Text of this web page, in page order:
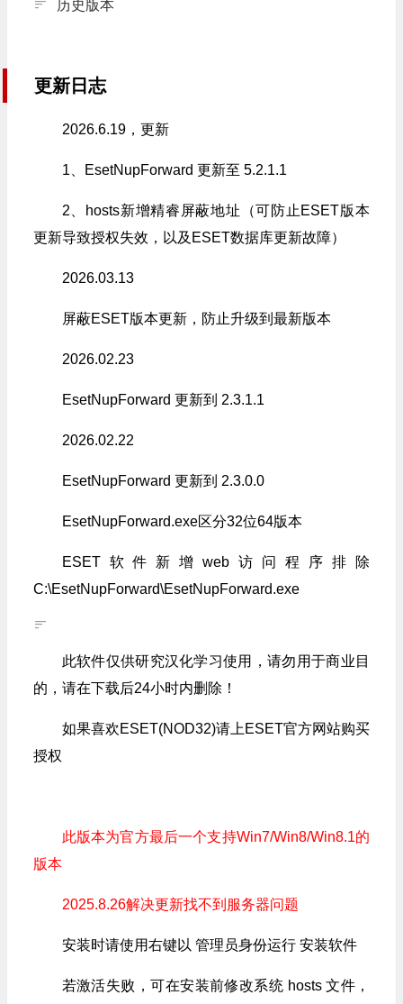
历史版本
更新日志
2026.6.19，更新
1、EsetNupForward 更新至 5.2.1.1
2、hosts新增精睿屏蔽地址（可防止ESET版本
更新导致授权失效，以及ESET数据库更新故障）
2026.03.13
屏蔽ESET版本更新，防止升级到最新版本
2026.02.23
EsetNupForward 更新到 2.3.1.1
2026.02.22
EsetNupForward 更新到 2.3.0.0
EsetNupForward.exe区分32位64版本
ESET软件新增web访问程序排除
C:\EsetNupForward\EsetNupForward.exe
此软件仅供研究汉化学习使用，请勿用于商业目
的，请在下载后24小时内删除！
如果喜欢ESET(NOD32)请上ESET官方网站购买
授权
此版本为官方最后一个支持Win7/Win8/Win8.1的
版本
2025.8.26解决更新找不到服务器问题
安装时请使用右键以 管理员身份运行 安装软件
若激活失败，可在安装前修改系统 hosts 文件，